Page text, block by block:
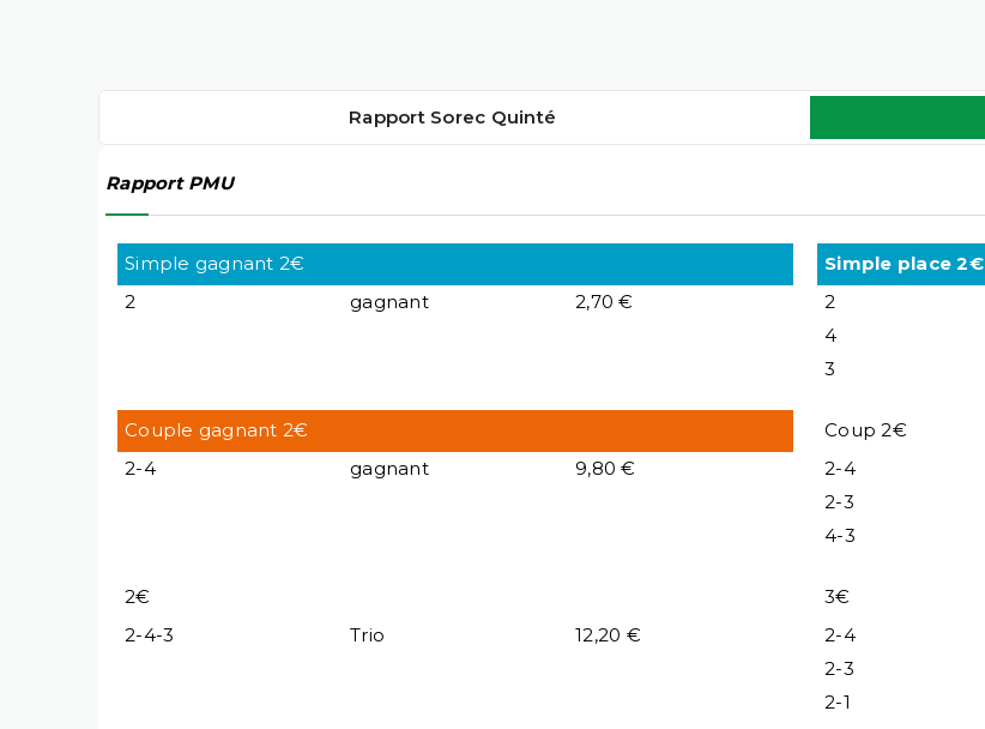
Rapport Sorec Quinté
Rapport PMU
Simple gagnant 2€
2
gagnant 2,70 €
Simple place 2€
2
4
3
Couple gagnant 2€
2-4
gagnant 9,80 €
Coup 2€
2-4
2-3
4-3
2€
2-4-3
Trio 12,20 €
3€
2-4
2-3
2-1